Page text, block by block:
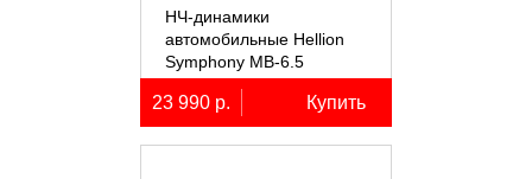
НЧ-динамики
автомобильные Hellion
Symphony MB-6.5
23 990 р. Купить